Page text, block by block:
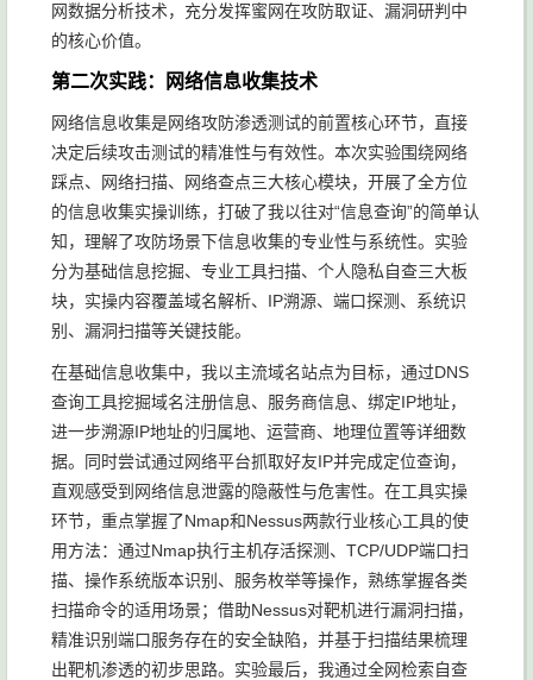
网数据分析技术，充分发挥蜜网在攻防取证、漏洞研判中
的核心价值。
第二次实践：网络信息收集技术
网络信息收集是网络攻防渗透测试的前置核心环节，直接
决定后续攻击测试的精准性与有效性。本次实验围绕网络
踩点、网络扫描、网络查点三大核心模块，开展了全方位
的信息收集实操训练，打破了我以往对“信息查询”的简单认
知，理解了攻防场景下信息收集的专业性与系统性。实验
分为基础信息挖掘、专业工具扫描、个人隐私自查三大板
块，实操内容覆盖域名解析、IP溯源、端口探测、系统识
别、漏洞扫描等关键技能。
在基础信息收集中，我以主流域名站点为目标，通过DNS
查询工具挖掘域名注册信息、服务商信息、绑定IP地址，
进一步溯源IP地址的归属地、运营商、地理位置等详细数
据。同时尝试通过网络平台抓取好友IP并完成定位查询，
直观感受到网络信息泄露的隐蔽性与危害性。在工具实操
环节，重点掌握了Nmap和Nessus两款行业核心工具的使
用方法：通过Nmap执行主机存活探测、TCP/UDP端口扫
描、操作系统版本识别、服务枚举等操作，熟练掌握各类
扫描命令的适用场景；借助Nessus对靶机进行漏洞扫描，
精准识别端口服务存在的安全缺陷，并基于扫描结果梳理
出靶机渗透的初步思路。实验最后，我通过全网检索自查